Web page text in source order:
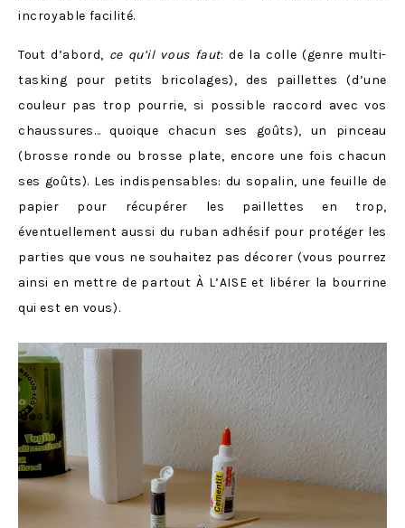
incroyable facilité.
Tout d’abord, ce qu’il vous faut: de la colle (genre multi-
tasking pour petits bricolages), des paillettes (d’une
couleur pas trop pourrie, si possible raccord avec vos
chaussures… quoique chacun ses goûts), un pinceau
(brosse ronde ou brosse plate, encore une fois chacun
ses goûts). Les indispensables: du sopalin, une feuille de
papier pour récupérer les paillettes en trop,
éventuellement aussi du ruban adhésif pour protéger les
parties que vous ne souhaitez pas décorer (vous pourrez
ainsi en mettre de partout À L’AISE et libérer la bourrine
qui est en vous).